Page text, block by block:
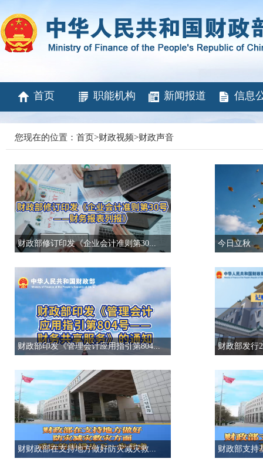
首页 职能机构 新闻报道 信息
您现在的位置： 首页>财政视频>财政声音
财政部修订印发《企业会计准则第30... 今日立秋
财政部印发《管理会计应用指引第804... 财政部发行
财财政部在支持地方做好防灾减灾救... 财政部支持